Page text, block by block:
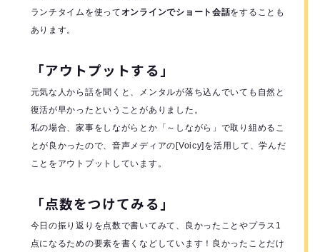
ランチタイムを使ってオンラインでショート会話をすることも
あります。
「アウトプットする」
元気な人から話を聞くと、メンタルが落ち込んでいても自然と
復活が早かったということがありました。
私の場合、家事をしながらとか「～しながら」で取り組めるこ
とが良かったので、音声メディアの[Voicy]を活用して、学んだ
ことをアウトプットしています。
「点数をつけてみる」
今日の振り返りを点数で書いてみて、良かったことやプラス1
点になるための要素を書くなどしています！良かったことだけ